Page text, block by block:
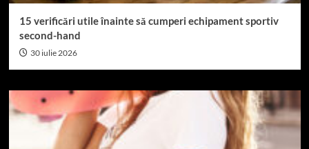
15 verificări utile înainte să cumperi echipament sportiv
second-hand
30 iulie 2026